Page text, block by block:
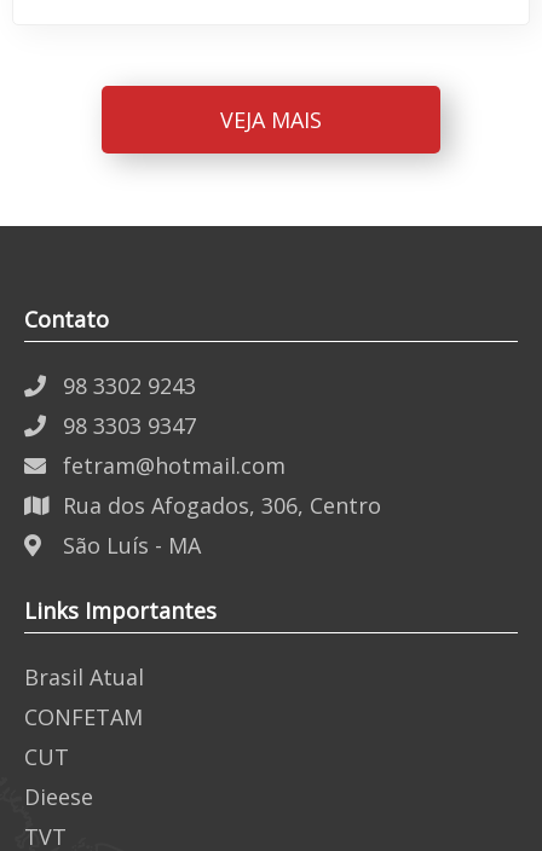
VEJA MAIS
Contato
98 3302 9243
98 3303 9347
fetram@hotmail.com
Rua dos Afogados, 306, Centro
São Luís - MA
Links Importantes
Brasil Atual
CONFETAM
CUT
Dieese
TVT